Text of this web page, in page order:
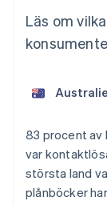
Läs om
83 procent av
var
största land
plånböcker
Australien
Belgien
Nederlands
Brasilien
Português
Bulgarien